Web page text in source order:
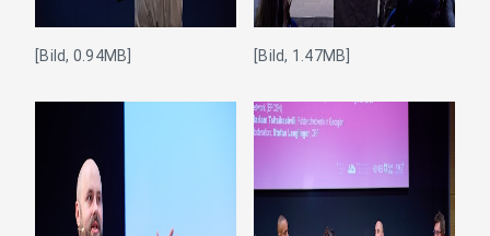
[Bild, 0.94MB] [Bild, 1.47MB]